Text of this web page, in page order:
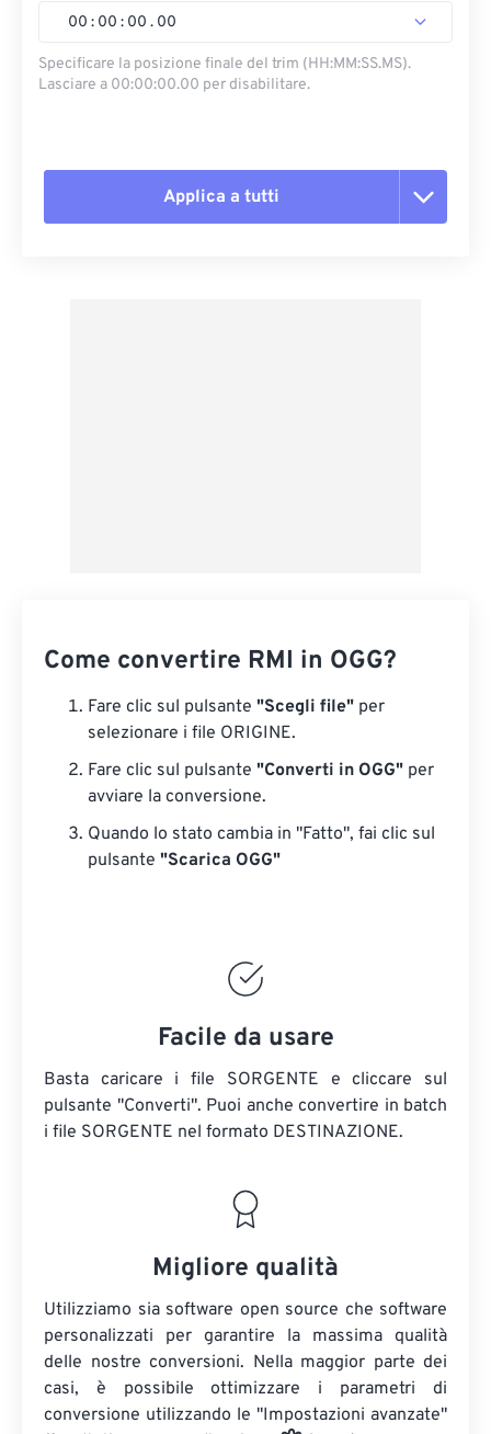
00 : 00 : 00 . 00
Specificare la posizione finale del trim (HH:MM:SS.MS).
Lasciare a 00:00:00.00 per disabilitare.
Applica a tutti
Come convertire RMI in OGG?
Fare clic sul pulsante "Scegli file" per
selezionare i file ORIGINE.
Fare clic sul pulsante "Converti in OGG" per
avviare la conversione.
Quando lo stato cambia in "Fatto", fai clic sul
pulsante "Scarica OGG"
Facile da usare
Basta caricare i file SORGENTE e cliccare sul
pulsante "Converti". Puoi anche convertire in batch
i file SORGENTE nel formato DESTINAZIONE.
Migliore qualità
Utilizziamo sia software open source che software
personalizzati per garantire la massima qualità
delle nostre conversioni. Nella maggior parte dei
casi, è possibile ottimizzare i parametri di
conversione utilizzando le "Impostazioni avanzate"